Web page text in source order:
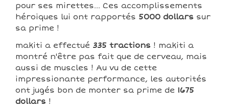
pour ses mirettes... Ces accomplissements
héroiques lui ont rapportés 5000 dollars sur
sa prime !
makiti a effectué 335 tractions ! makiti a
montré n'être pas fait que de cerveau, mais
aussi de muscles ! Au vu de cette
impressionante performance, les autorités
ont jugés bon de monter sa prime de 1675
dollars !